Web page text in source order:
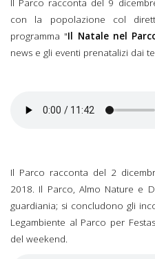
Il Parco racconta del 9
con la popolazione col
programma "Il Natale nel
news e gli eventi prenatalizi dai
Il Parco racconta del 2
2018. Il Parco, Almo Nature e
guardiania; si concludono gli
Legambiente al Parco per
del weekend.